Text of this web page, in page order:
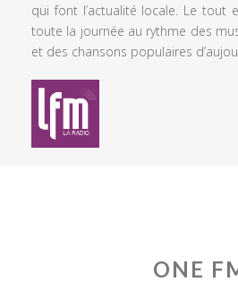
qui font l’actualité locale. Le tout
toute la journée au rythme des
et des chansons populaires
ONE